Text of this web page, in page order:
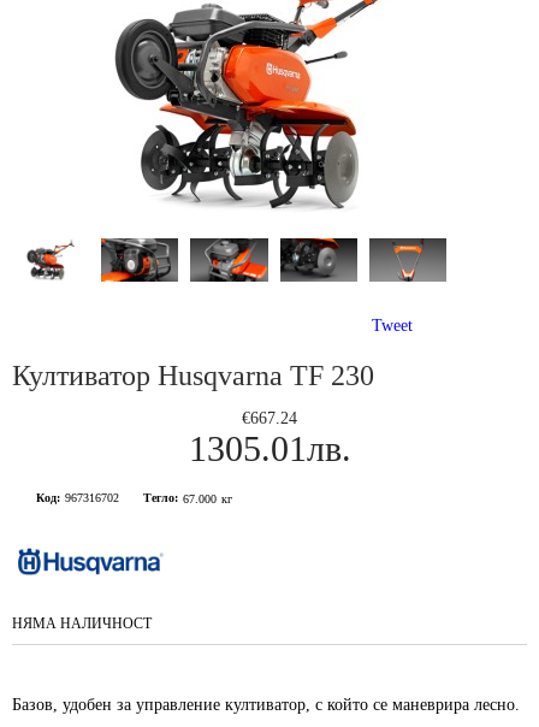
Tweet
Култиватор Husqvarna TF 230
€667.24
1305.01лв.
Код: 967316702 Тегло: 67.000 кг
НЯМА НАЛИЧНОСТ
Базов, удобен за управление култиватор, с който се маневрира лесно.